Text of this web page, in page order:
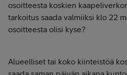
osoitteesta koskien
tarkoitus saada valmiiksi klo 22
osoitteesta olisi kyse?
Alueelliset tai koko kiinteistöä